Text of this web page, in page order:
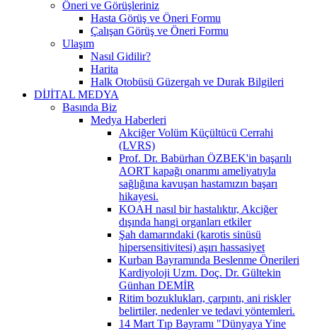
Öneri ve Görüşleriniz
Hasta Görüş ve Öneri Formu
Çalışan Görüş ve Öneri Formu
Ulaşım
Nasıl Gidilir?
Harita
Halk Otobüsü Güzergah ve Durak Bilgileri
DİJİTAL MEDYA
Basında Biz
Medya Haberleri
Akciğer Volüm Küçültücü Cerrahi
(LVRS)
Prof. Dr. Babürhan ÖZBEK'in başarılı
AORT kapağı onarımı ameliyatıyla
sağlığına kavuşan hastamızın başarı
hikayesi.
KOAH nasıl bir hastalıktır, Akciğer
dışında hangi organları etkiler
Şah damarındaki (karotis sinüsü
hipersensitivitesi) aşırı hassasiyet
Kurban Bayramında Beslenme Önerileri
Kardiyoloji Uzm. Doç. Dr. Gültekin
Günhan DEMİR
Ritim bozuklukları, çarpıntı, ani riskler
belirtiler, nedenler ve tedavi yöntemleri.
14 Mart Tıp Bayramı "Dünyaya Yine